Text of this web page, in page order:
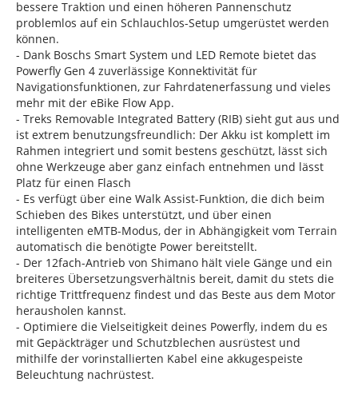
bessere Traktion und einen höheren Pannenschutz
problemlos auf ein Schlauchlos-Setup umgerüstet werden
können.
- Dank Boschs Smart System und LED Remote bietet das
Powerfly Gen 4 zuverlässige Konnektivität für
Navigationsfunktionen, zur Fahrdatenerfassung und vieles
mehr mit der eBike Flow App.
- Treks Removable Integrated Battery (RIB) sieht gut aus und
ist extrem benutzungsfreundlich: Der Akku ist komplett im
Rahmen integriert und somit bestens geschützt, lässt sich
ohne Werkzeuge aber ganz einfach entnehmen und lässt
Platz für einen Flasch
- Es verfügt über eine Walk Assist-Funktion, die dich beim
Schieben des Bikes unterstützt, und über einen
intelligenten eMTB-Modus, der in Abhängigkeit vom Terrain
automatisch die benötigte Power bereitstellt.
- Der 12fach-Antrieb von Shimano hält viele Gänge und ein
breiteres Übersetzungsverhältnis bereit, damit du stets die
richtige Trittfrequenz findest und das Beste aus dem Motor
herausholen kannst.
- Optimiere die Vielseitigkeit deines Powerfly, indem du es
mit Gepäckträger und Schutzblechen ausrüstest und
mithilfe der vorinstallierten Kabel eine akkugespeiste
Beleuchtung nachrüstest.